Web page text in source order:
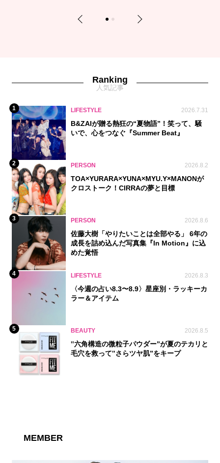
Previous 1 2 Next
Ranking
人気記事
1 LIFESTYLE 2026.7.31
B&ZAIが贈る熱狂の“夏物語”！笑って、騒
いで、心をつなぐ『Summer Beat』
2 PERSON 2026.8.2
TOA×YURARA×YUNA×MYU.Y×MANONが
クロストーク！CIRRAの夢と目標
3 PERSON 2026.8.6
佐藤大樹「やりたいことは全部やる」 6年の
成長を詰め込んだ写真集『In Motion』に込
めた覚悟
4 LIFESTYLE 2026.8.3
〈今週の占い8.3〜8.9〉星座別・ラッキーカ
ラー＆アイテム
5 BEAUTY 2026.8.5
‟六角構造の微粒子パウダー”が夏のテカリと
毛穴を救って‟さらツヤ肌”をキープ
MEMBER